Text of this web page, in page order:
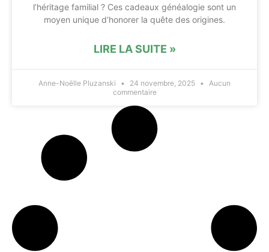
l’héritage familial ? Ces cadeaux généalogie sont un
moyen unique d’honorer la quête des origines.
LIRE LA SUITE »
Anne-Noëlle Pluzanski 24 novembre, 2025
Aucun
commentaire